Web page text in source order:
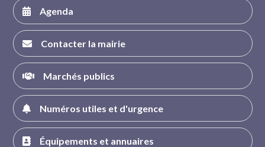
Agenda
Contacter la mairie
Marchés publics
Numéros utiles et d'urgence
Équipements et annuaires